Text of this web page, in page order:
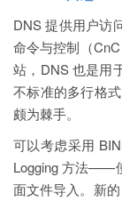
DNS 提供用户访
命令与控制（
站，DNS 也是用
不标准的多行格
颇为棘手。
可以考虑采用
Logging 方法——
面文件导入。新